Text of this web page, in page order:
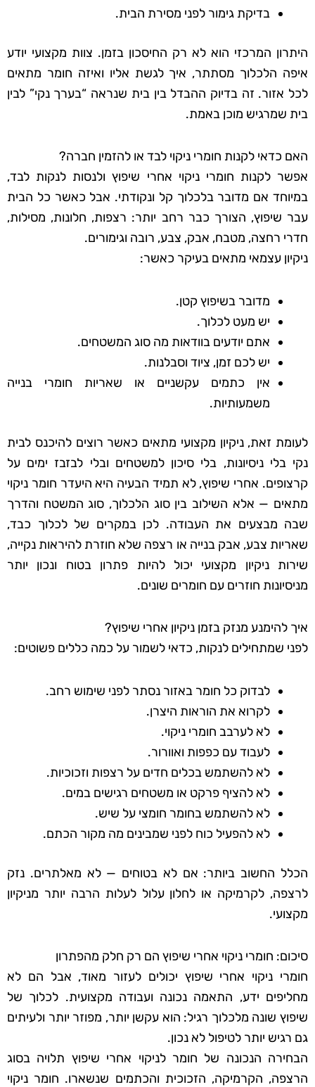
בדיקת גימור לפני מסירת הבית.
היתרון המרכזי הוא לא רק החיסכון בזמן. צוות מקצועי יודע
איפה הלכלוך מסתתר, איך לגשת אליו ואיזה חומר מתאים
לכל אזור. זה בדיוק ההבדל בין בית שנראה “בערך נקי” לבין
בית שמרגיש מוכן באמת.
האם כדאי לקנות חומרי ניקוי לבד או להזמין חברה?
אפשר לקנות חומרי ניקוי אחרי שיפוץ ולנסות לנקות לבד,
במיוחד אם מדובר בלכלוך קל ונקודתי. אבל כאשר כל הבית
עבר שיפוץ, הצורך כבר רחב יותר: רצפות, חלונות, מסילות,
חדרי רחצה, מטבח, אבק, צבע, רובה וגימורים.
ניקיון עצמאי מתאים בעיקר כאשר:
מדובר בשיפוץ קטן.
יש מעט לכלוך.
אתם יודעים בוודאות מה סוג המשטחים.
יש לכם זמן, ציוד וסבלנות.
אין כתמים עקשניים או שאריות חומרי בנייה
משמעותיות.
לעומת זאת, ניקיון מקצועי מתאים כאשר רוצים להיכנס לבית
נקי בלי ניסיונות, בלי סיכון למשטחים ובלי לבזבז ימים על
קרצופים. אחרי שיפוץ, לא תמיד הבעיה היא היעדר חומר ניקוי
מתאים — אלא השילוב בין סוג הלכלוך, סוג המשטח והדרך
שבה מבצעים את העבודה. לכן במקרים של לכלוך כבד,
שאריות צבע, אבק בנייה או רצפה שלא חוזרת להיראות נקייה,
שירות ניקיון מקצועי יכול להיות פתרון בטוח ונכון יותר
מניסיונות חוזרים עם חומרים שונים.
איך להימנע מנזק בזמן ניקיון אחרי שיפוץ?
לפני שמתחילים לנקות, כדאי לשמור על כמה כללים פשוטים:
לבדוק כל חומר באזור נסתר לפני שימוש רחב.
לקרוא את הוראות היצרן.
לא לערבב חומרי ניקוי.
לעבוד עם כפפות ואוורור.
לא להשתמש בכלים חדים על רצפות וזכוכיות.
לא להציף פרקט או משטחים רגישים במים.
לא להשתמש בחומר חומצי על שיש.
לא להפעיל כוח לפני שמבינים מה מקור הכתם.
הכלל החשוב ביותר: אם לא בטוחים — לא מאלתרים. נזק
לרצפה, לקרמיקה או לחלון עלול לעלות הרבה יותר מניקיון
מקצועי.
סיכום: חומרי ניקוי אחרי שיפוץ הם רק חלק מהפתרון
חומרי ניקוי אחרי שיפוץ יכולים לעזור מאוד, אבל הם לא
מחליפים ידע, התאמה נכונה ועבודה מקצועית. לכלוך של
שיפוץ שונה מלכלוך רגיל: הוא עקשן יותר, מפוזר יותר ולעיתים
גם רגיש יותר לטיפול לא נכון.
הבחירה הנכונה של חומר לניקוי אחרי שיפוץ תלויה בסוג
הרצפה, הקרמיקה, הזכוכית והכתמים שנשארו. חומר ניקוי